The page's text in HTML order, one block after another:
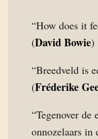
“How does it
(David Bowie)
“Breedveld is
(Fréderike
“Tegenover de
onnozelaars in